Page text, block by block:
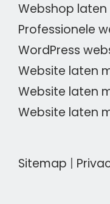
Webshop laten
Professionele
WordPress
Website laten
Website laten
Website laten
Sitemap